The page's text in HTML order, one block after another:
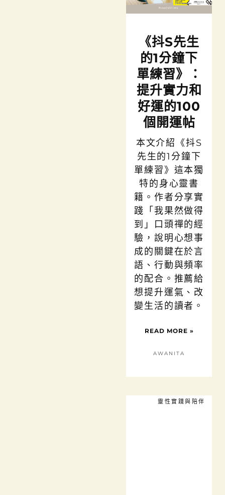
《抖S先生
的1分鐘下
單練習》：
提升實力和
好運的100
個開運帖
本文介紹《抖S
先生的1分鐘下
單練習》這本獨
特的身心靈書
籍。作者分享實
踐「我果然做得
到」口頭禪的經
驗，說明心想事
成的關鍵在於言
語、行動與頻率
的配合。推薦給
想提升運氣、改
變生活的讀者。
READ MORE »
AWANITA
靈性實踐與陪伴